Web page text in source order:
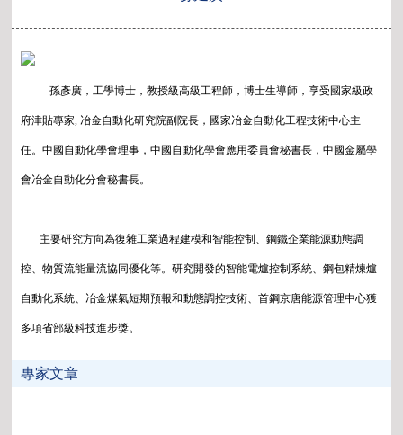
孫彥廣，工學博士，教授級高級工程師，博士生導師，享受國家級政
府津貼專家, 冶金自動化研究院副院長，國家冶金自動化工程技術中心主
任。中國自動化學會理事，中國自動化學會應用委員會秘書長，中國金屬學
會冶金自動化分會秘書長。
主要研究方向為復雜工業過程建模和智能控制、鋼鐵企業能源動態調
控、物質流能量流協同優化等。研究開發的智能電爐控制系統、鋼包精煉爐
自動化系統、冶金煤氣短期預報和動態調控技術、首鋼京唐能源管理中心獲
多項省部級科技進步獎。
專家文章